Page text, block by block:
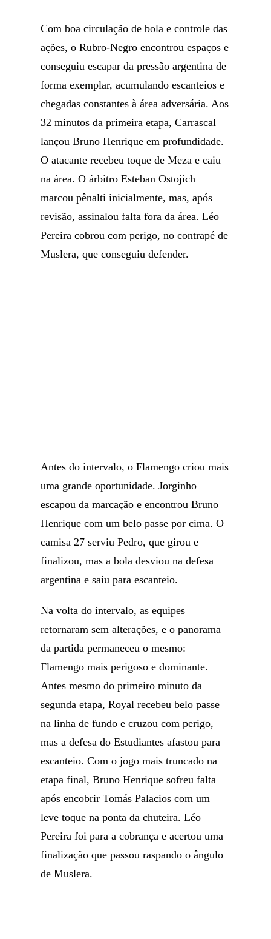
Com boa circulação de bola e controle das
ações, o Rubro-Negro encontrou espaços e
conseguiu escapar da pressão argentina de
forma exemplar, acumulando escanteios e
chegadas constantes à área adversária. Aos
32 minutos da primeira etapa, Carrascal
lançou Bruno Henrique em profundidade.
O atacante recebeu toque de Meza e caiu
na área. O árbitro Esteban Ostojich
marcou pênalti inicialmente, mas, após
revisão, assinalou falta fora da área. Léo
Pereira cobrou com perigo, no contrapé de
Muslera, que conseguiu defender.
Antes do intervalo, o Flamengo criou mais
uma grande oportunidade. Jorginho
escapou da marcação e encontrou Bruno
Henrique com um belo passe por cima. O
camisa 27 serviu Pedro, que girou e
finalizou, mas a bola desviou na defesa
argentina e saiu para escanteio.
Na volta do intervalo, as equipes
retornaram sem alterações, e o panorama
da partida permaneceu o mesmo:
Flamengo mais perigoso e dominante.
Antes mesmo do primeiro minuto da
segunda etapa, Royal recebeu belo passe
na linha de fundo e cruzou com perigo,
mas a defesa do Estudiantes afastou para
escanteio. Com o jogo mais truncado na
etapa final, Bruno Henrique sofreu falta
após encobrir Tomás Palacios com um
leve toque na ponta da chuteira. Léo
Pereira foi para a cobrança e acertou uma
finalização que passou raspando o ângulo
de Muslera.